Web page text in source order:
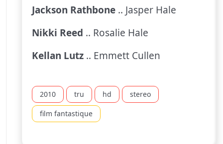
Jackson Rathbone .. Jasper Hale
Nikki Reed .. Rosalie Hale
Kellan Lutz .. Emmett Cullen
2010 tru hd stereo
film fantastique